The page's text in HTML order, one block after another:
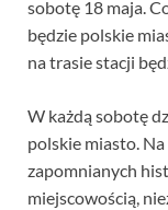
sobotę 18 maja.
będzie polskie
na trasie stacji
W każdą sobotę
polskie miasto.
zapomnianych
miejscowością,